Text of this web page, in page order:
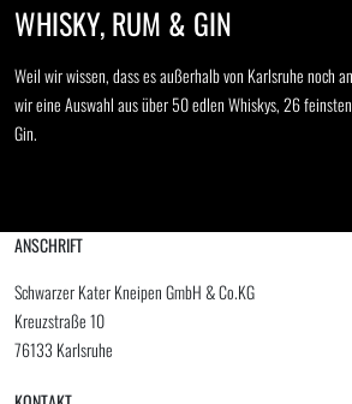
WHISKY, RUM & GIN
Weil wir wissen, dass es außerhalb von Karlsruhe noch
wir eine Auswahl aus über 50 edlen Whiskys, 26
Gin.
ANSCHRIFT
Schwarzer Kater Kneipen GmbH & Co.KG
Kreuzstraße 10
76133 Karlsruhe